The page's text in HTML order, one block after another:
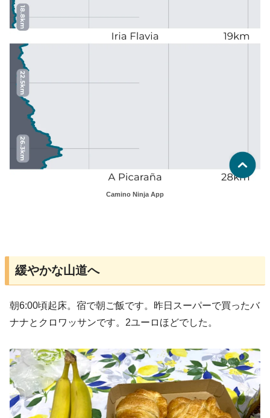
Camino Ninja App
緩やかな山道へ
朝6:00頃起床。宿で朝ご飯です。昨日スーパーで買ったバ
ナナとクロワッサンです。2ユーロほどでした。